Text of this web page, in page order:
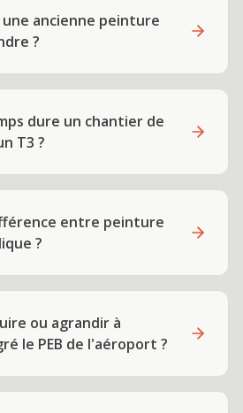
ancienne peinture
?
dure un chantier de
T3 ?
entre peinture
?
ou agrandir à
le PEB de l'aéroport ?